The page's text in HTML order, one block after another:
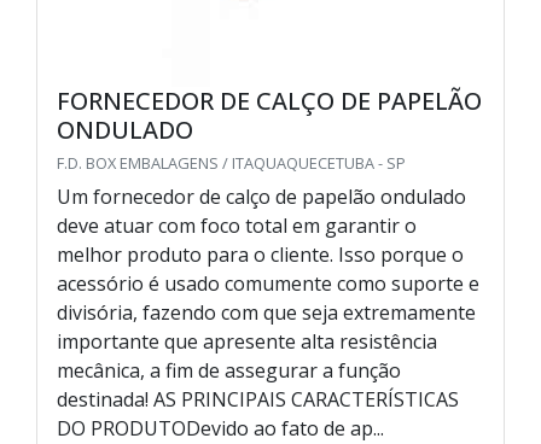
FORNECEDOR DE CALÇO DE PAPELÃO
ONDULADO
F.D. BOX EMBALAGENS / ITAQUAQUECETUBA - SP
Um fornecedor de calço de papelão ondulado
deve atuar com foco total em garantir o
melhor produto para o cliente. Isso porque o
acessório é usado comumente como suporte e
divisória, fazendo com que seja extremamente
importante que apresente alta resistência
mecânica, a fim de assegurar a função
destinada! AS PRINCIPAIS CARACTERÍSTICAS
DO PRODUTODevido ao fato de ap...